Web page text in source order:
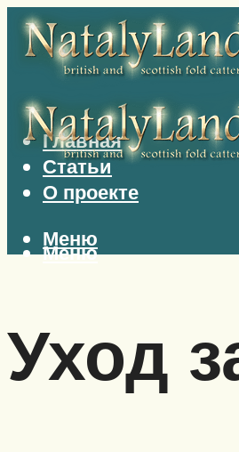
Главная
Статьи
О проекте
Меню
Меню
Уход